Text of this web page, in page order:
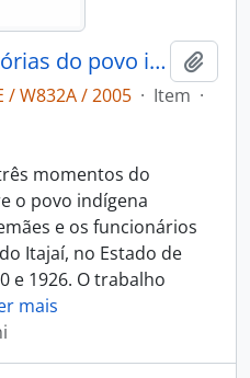
Atos do contato: histórias do povo indígena Xokleng no vale do Itajaí/SC (1850-1926)
/ W832A / 2005 · Item ·
momentos do
o povo indígena
e os funcionários
Itajaí, no Estado de
e 1926. O trabalho
mais